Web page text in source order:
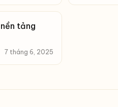
tảng
7 tháng 6, 2025